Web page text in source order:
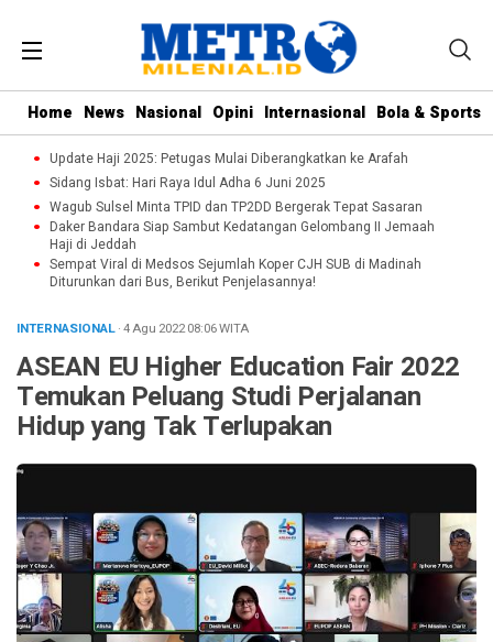
Home News Nasional Opini Internasional Bola & Sports
Update Haji 2025: Petugas Mulai Diberangkatkan ke Arafah
Sidang Isbat: Hari Raya Idul Adha 6 Juni 2025
Wagub Sulsel Minta TPID dan TP2DD Bergerak Tepat Sasaran
Daker Bandara Siap Sambut Kedatangan Gelombang II Jemaah
Haji di Jeddah
Sempat Viral di Medsos Sejumlah Koper CJH SUB di Madinah
Diturunkan dari Bus, Berikut Penjelasannya!
INTERNASIONAL· 4 Agu 202208:06WITA
ASEAN EU Higher Education Fair 2022
Temukan Peluang Studi Perjalanan
Hidup yang Tak Terlupakan